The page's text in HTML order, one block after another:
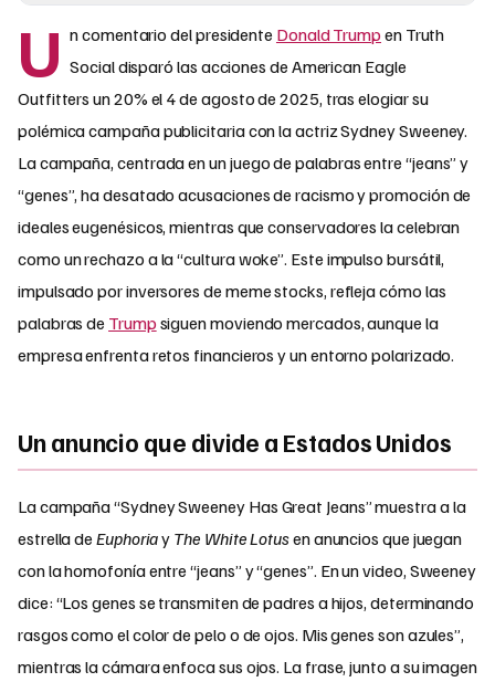
U n comentario del presidente Donald Trump en Truth
Social disparó las acciones de American Eagle
Outfitters un 20% el 4 de agosto de 2025, tras elogiar su
polémica campaña publicitaria con la actriz Sydney Sweeney.
La campaña, centrada en un juego de palabras entre “jeans” y
“genes”, ha desatado acusaciones de racismo y promoción de
ideales eugenésicos, mientras que conservadores la celebran
como un rechazo a la “cultura woke”. Este impulso bursátil,
impulsado por inversores de meme stocks, refleja cómo las
palabras de Trump siguen moviendo mercados, aunque la
empresa enfrenta retos financieros y un entorno polarizado.
Un anuncio que divide a Estados Unidos
La campaña “Sydney Sweeney Has Great Jeans” muestra a la
estrella deEuphoriay The White Lotusen anuncios que juegan
con la homofonía entre “jeans” y “genes”. En un video, Sweeney
dice: “Los genes se transmiten de padres a hijos, determinando
rasgos como el color de pelo o de ojos. Mis genes son azules”,
mientras la cámara enfoca sus ojos. La frase, junto a su imagen